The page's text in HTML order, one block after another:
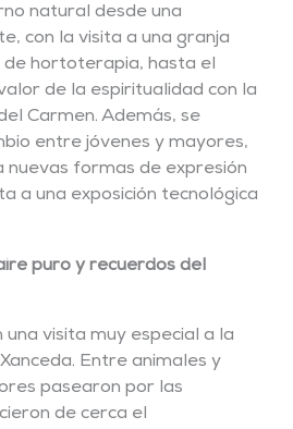
natural desde una
con la visita a una granja
de hortoterapia, hasta el
de la espiritualidad con la
Carmen. Además, se
entre jóvenes y mayores,
nuevas formas de expresión
a una exposición tecnológica
puro y recuerdos del
una visita muy especial a la
Entre animales y
pasearon por las
de cerca el